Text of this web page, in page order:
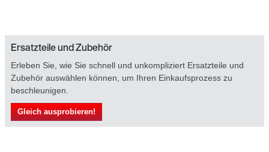
Ersatzteile und Zubehör
Erleben Sie, wie Sie schnell und unkompliziert Ersatzteile und
Zubehör auswählen können, um Ihren Einkaufsprozess zu
beschleunigen.
Gleich ausprobieren!